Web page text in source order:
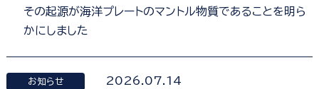
その起源が海洋プレートのマントル物質であることを明ら
かにしました
お知らせ 2026.07.14